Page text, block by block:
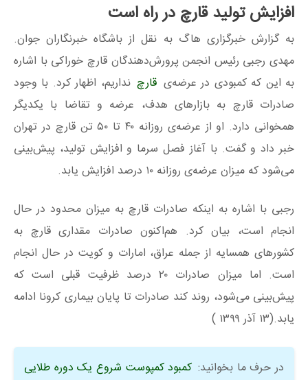
افزایش تولید قارچ در راه است
به گزارش خبرگزاری هاگ به نقل از باشگاه خبرنگاران جوان.
مهدی رجبی رئیس انجمن پرورش‌دهندگان قارچ خوراکی با اشاره
به این که کمبودی در عرضه‌ی قارچ نداریم، اظهار کرد. با وجود
صادرات قارچ به بازارهای هدف، عرضه و تقاضا با یکدیگر
همخوانی دارد. او از عرضه‌ی روزانه ۴۰ تا ۵۰ تن قارچ در تهران
خبر داد و گفت. با آغاز فصل سرما و افزایش تولید، پیش‌بینی
می‌شود که میزان عرضه‌ی روزانه ۱۰ درصد افزایش یابد.
رجبی با اشاره به اینکه صادرات قارچ به میزان محدود در حال
انجام است، بیان کرد. هم‌اکنون صادرات مقداری قارچ به
کشورهای همسایه از جمله عراق، امارات و کویت در حال انجام
است. اما میزان صادرات ۲۰ درصد ظرفیت قبلی است که
پیش‌بینی می‌شود، روند کند صادرات تا پایان بیماری کرونا ادامه
یابد.(۱۳ آذر ۱۳۹۹ )
در حرف ما بخوانید: کمبود کمپوست شروع یک دوره طلایی